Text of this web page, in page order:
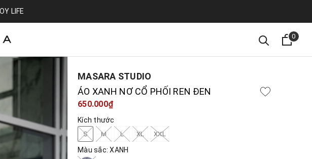
LIFE
0
MASARA STUDIO
ÁO XANH NƠ CỔ PHỐI REN ĐEN
650.000₫
Kích thước
S M L XL XXL
Màu sắc:XANH